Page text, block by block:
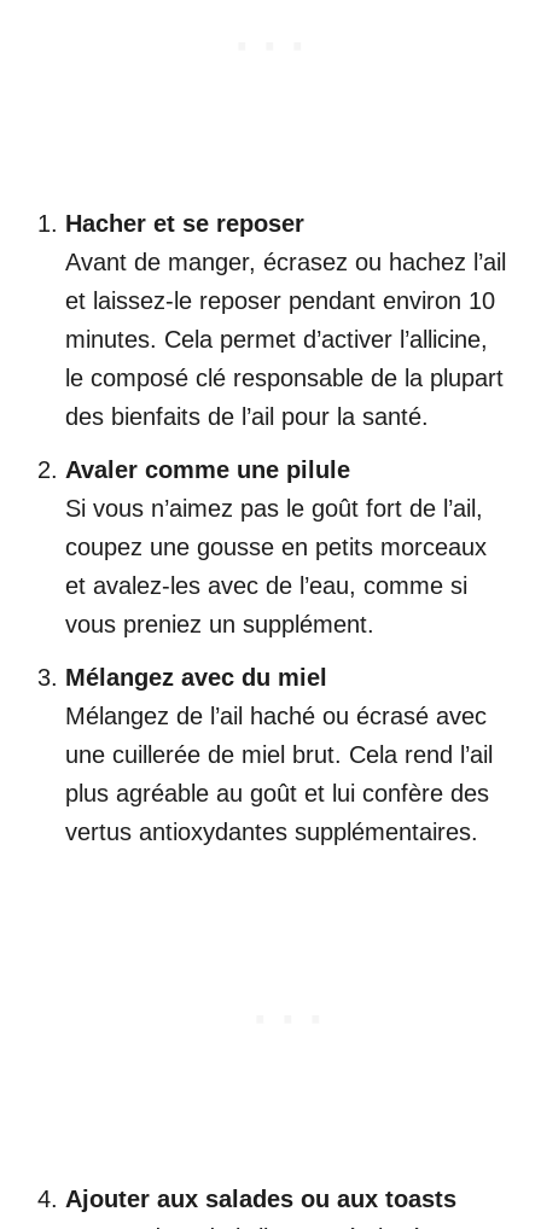
Hacher et se reposer
Avant de manger, écrasez ou hachez l’ail
et laissez-le reposer pendant environ 10
minutes. Cela permet d’activer l’allicine,
le composé clé responsable de la plupart
des bienfaits de l’ail pour la santé.
Avaler comme une pilule
Si vous n’aimez pas le goût fort de l’ail,
coupez une gousse en petits morceaux
et avalez-les avec de l’eau, comme si
vous preniez un supplément.
Mélangez avec du miel
Mélangez de l’ail haché ou écrasé avec
une cuillerée de miel brut. Cela rend l’ail
plus agréable au goût et lui confère des
vertus antioxydantes supplémentaires.
Ajouter aux salades ou aux toasts